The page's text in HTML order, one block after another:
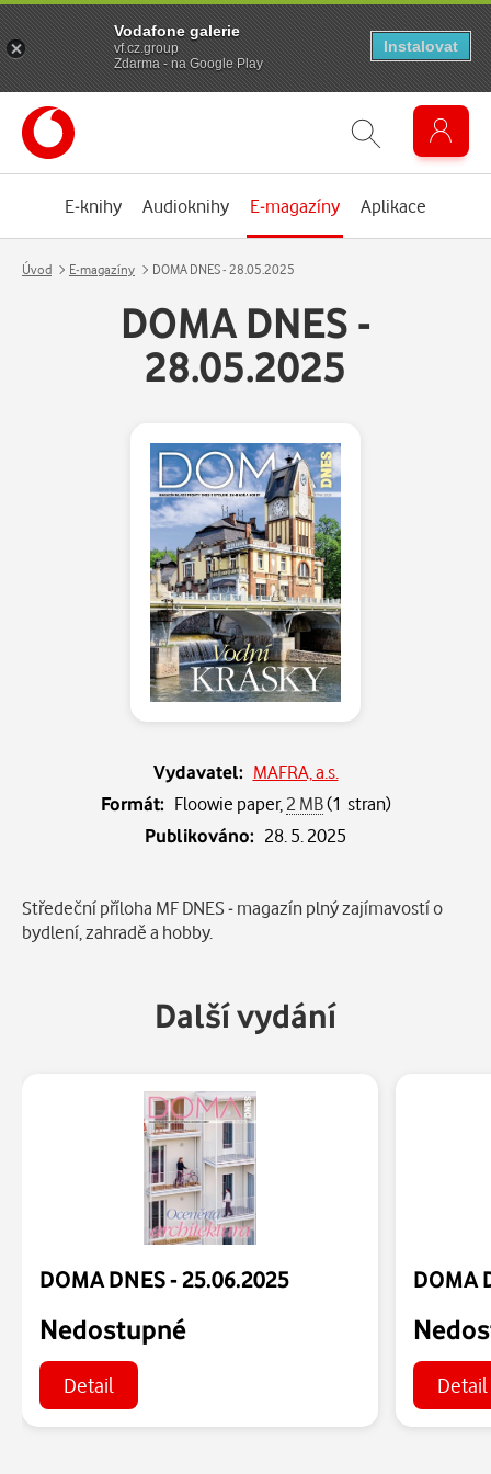
E-knihy Audioknihy E-magazíny Aplikace
Úvod E-magazíny DOMA DNES - 28.05.2025
DOMA DNES -
28.05.2025
Vydavatel: MAFRA, a.s.
Formát: Floowie paper, 2 MB(1 stran)
Publikováno: 28. 5. 2025
Popis
Středeční příloha MF DNES - magazín plný zajímavostí o
bydlení, zahradě a hobby.
Další vydání
DOMA DNES - 25.06.2025
Nedostupné
Detail
DOMA
Detail
Vodafone galerie
vf.cz.group
Zdarma - na Google Play
Instalovat